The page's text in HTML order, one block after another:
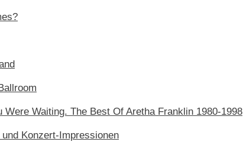
Were Waiting. The Best Of Aretha Franklin 1980-1998
Konzert-Impressionen